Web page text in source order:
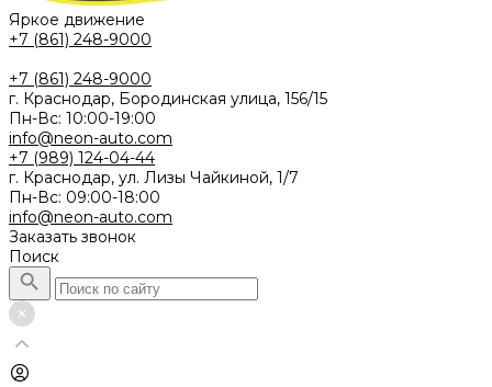
Яркое движение
+7 (861) 248-9000
+7 (861) 248-9000
г. Краснодар, Бородинская улица, 156/15
Пн-Вс: 10:00-19:00
info@neon-auto.com
+7 (989) 124-04-44
г. Краснодар, ул. Лизы Чайкиной, 1/7
Пн-Вс: 09:00-18:00
info@neon-auto.com
Заказать звонок
Поиск